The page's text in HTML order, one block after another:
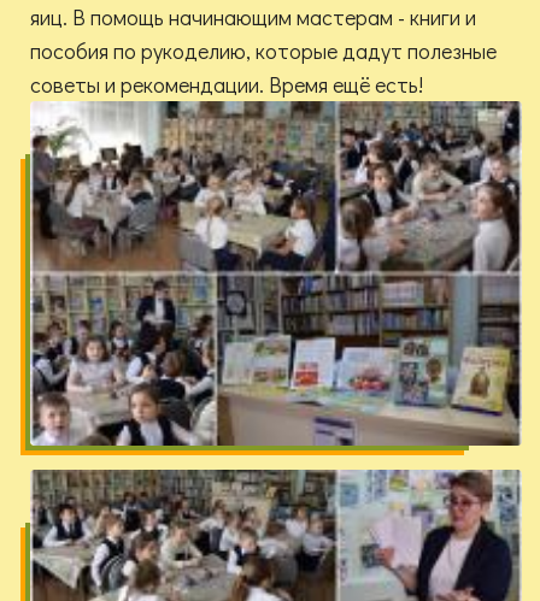
яиц. В помощь начинающим мастерам - книги и
пособия по рукоделию, которые дадут полезные
советы и рекомендации. Время ещё есть!